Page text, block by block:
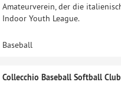
Amateurverein, der die
Indoor Youth League.
Baseball
Collecchio Baseball Softball Club